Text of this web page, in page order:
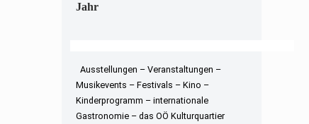
Jahr
Ausstellungen – Veranstaltungen –
Musikevents – Festivals – Kino –
Kinderprogramm – internationale
Gastronomie – das OÖ Kulturquartier